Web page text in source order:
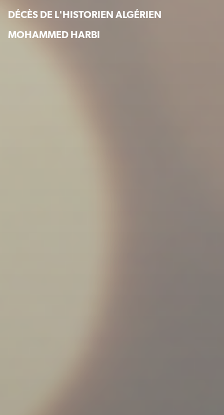
DÉCÈS DE L'HISTORIEN ALGÉRIEN
MOHAMMED HARBI